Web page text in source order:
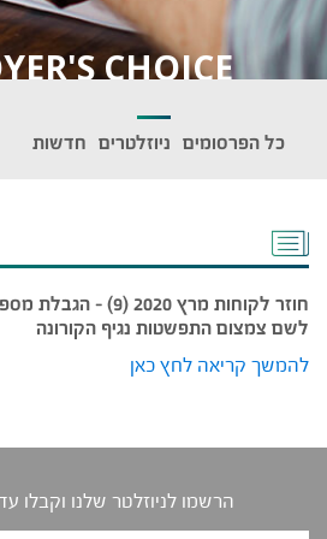
CHOICE
כל הפרסומים ניוזלטרים חדשות
חוזר לקוחות מרץ
לשם צמצום התפשטות נגיף הקורונה
להמשך קריאה לחץ כאן
הרשמו לניוזלטר שלנו וקבלו